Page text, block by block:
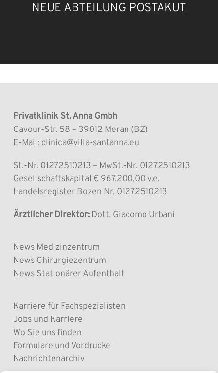
NEUE ABTEILUNG POSTAKUT
Privatklinik St. Anna Gmbh
Cavour-Str. 58 – 39012 Meran (BZ)
E-Mail: clinica@villa-santanna.eu
St.-Nr. 01272510213 – MwSt.-Nr. 01272510213
Gesellschaftskapital € 967.200,00 v.e.
Handelsregister Bozen Nr. 01272510213
Ärztlicher Direktor:Dott. Giacomo Urbani
News Medizinzentrum
News Chirurgiezentrum
News Stationärer Aufenthalt
Karriere für Fachspezialisten
Jobs und Karriere
Wo Sie uns finden
Formulare und Vordrucke
Nachrichtenarchiv